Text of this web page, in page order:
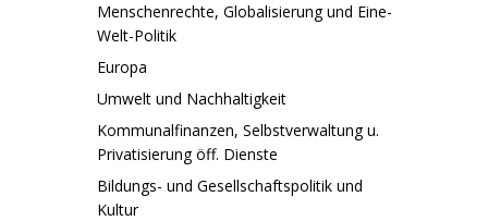
Menschenrechte, Globalisierung und Eine-
Welt-Politik
Europa
Umwelt und Nachhaltigkeit
Kommunalfinanzen, Selbstverwaltung u.
Privatisierung öff. Dienste
Bildungs- und Gesellschaftspolitik und
Kultur